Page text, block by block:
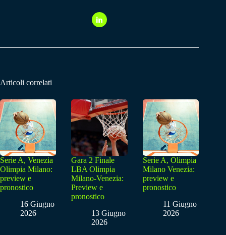
Articoli correlati
Serie A, Venezia
Olimpia Milano:
preview e
pronostico
16 Giugno
2026
Gara 2 Finale
LBA Olimpia
Milano-Venezia:
Preview e
pronostico
13 Giugno
2026
Serie A, Olimpia
Milano Venezia:
preview e
pronostico
11 Giugno
2026